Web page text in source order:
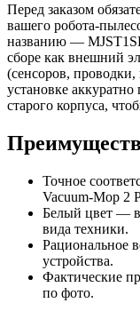
Перед заказом
вашего
названию —
сборе как внешний
(сенсоров,
установке
старого корпуса,
Точное
Vacuum‑Mop 2
Белый цвет —
вида техники.
Рациональное
устройства.
Фактические
по фото.